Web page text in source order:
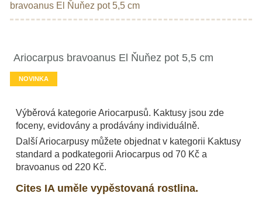
bravoanus El Ňuňez pot 5,5 cm
Ariocarpus bravoanus El Ňuňez pot 5,5 cm
NOVINKA
Výběrová kategorie Ariocarpusů. Kaktusy jsou zde
foceny, evidovány a prodávány individuálně.
Další Ariocarpusy můžete objednat v kategorii Kaktusy
standard a podkategorii Ariocarpus od 70 Kč a
bravoanus od 220 Kč.
Cites IA uměle vypěstovaná rostlina.